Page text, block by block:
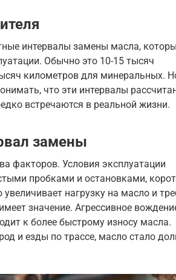
интервалы замены масла,
Обычно это 10-15 тысяч
километров для минеральных.
что эти интервалы
встречаются в реальной жизни.
замены
факторов. Условия эксплуатации
пробками и остановками,
нагрузку на масло и
значение. Агрессивное
к более быстрому износу масла.
и езды по трассе, масло стало